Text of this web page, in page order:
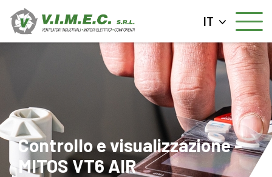
IT
Controllo e visualizzazione -
MITOS VT6 AIR